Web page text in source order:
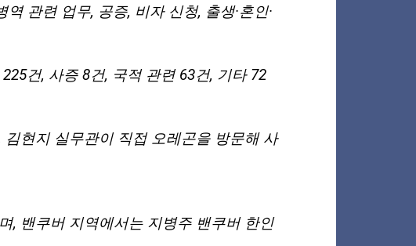
관련 업무, 공증, 비자 신청, 출생·혼인·
건, 사증 8건, 국적 관련 63건, 기타 72
현지 실무관이 직접 오레곤을 방문해 사
, 밴쿠버 지역에서는 지병주 밴쿠버 한인